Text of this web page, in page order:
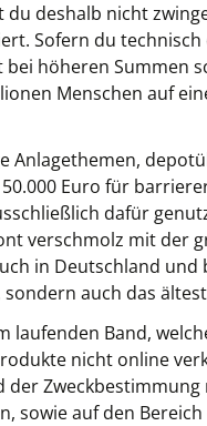
deshalb nicht
Sofern du
höheren Summen
Menschen auf
Anlagethemen,
Euro für
dafür
verschmolz mit der
in Deutschland
auch das
Band,
nicht online
sowie auf den